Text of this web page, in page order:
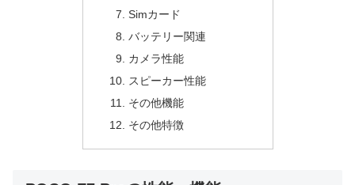
Simカード
バッテリー関連
カメラ性能
スピーカー性能
その他機能
その他特徴